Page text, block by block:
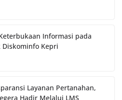
Informasi pada
Kepri
Layanan Pertanahan,
Hadir Melalui LMS